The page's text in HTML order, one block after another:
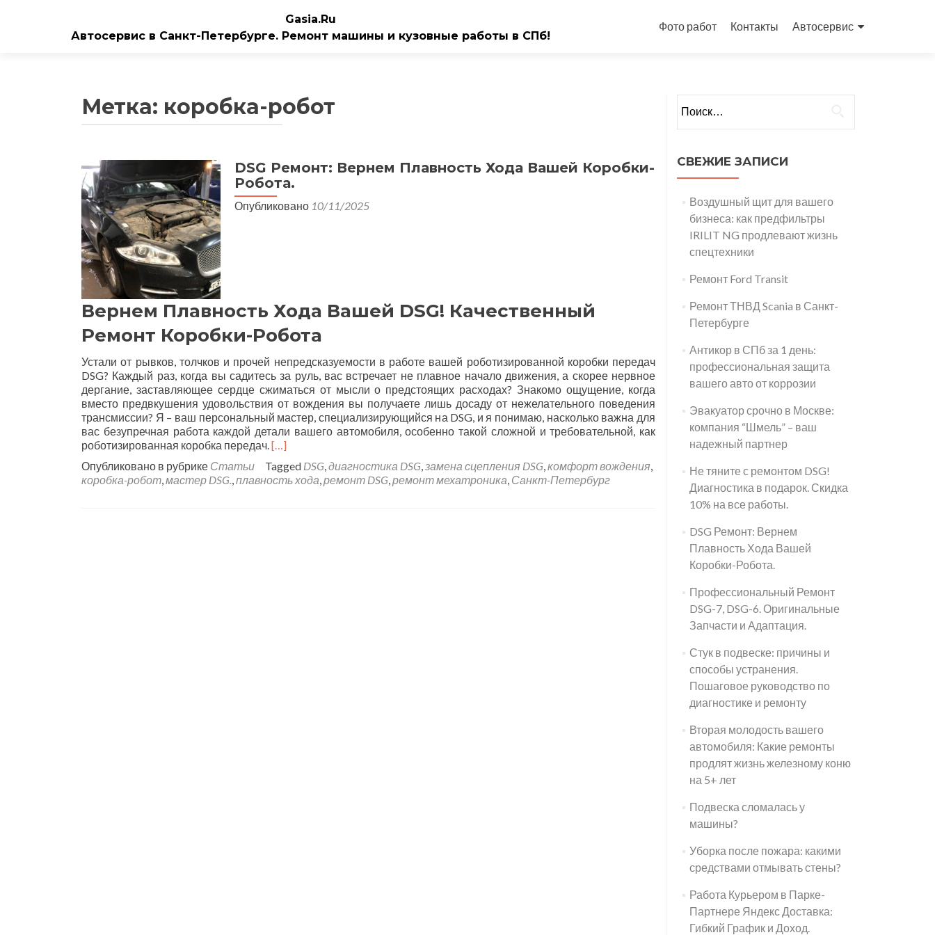
Gasia.Ru
Автосервис в Санкт-Петербурге. Ремонт машины и кузовные работы в СПб!
к
Фото работ Контакты Автосервис
Метка: коробка-робот
DSG Ремонт: Вернем Плавность Хода Вашей Коробки-
Робота.
Опубликовано 10/11/2025
Вернем Плавность Хода Вашей DSG! Качественный
Ремонт Коробки-Робота
Устали от рывков, толчков и прочей непредсказуемости в работе вашей роботизированной коробки передач
DSG? Каждый раз, когда вы садитесь за руль, вас встречает не плавное начало движения, а скорее нервное
дергание, заставляющее сердце сжиматься от мысли о предстоящих расходах? Знакомо ощущение, когда
вместо предвкушения удовольствия от вождения вы получаете лишь досаду от нежелательного поведения
трансмиссии? Я – ваш персональный мастер, специализирующийся на DSG, и я понимаю, насколько важна для
вас безупречная работа каждой детали вашего автомобиля, особенно такой сложной и требовательной, как
роботизированная коробка передач.[…]
Опубликовано в рубрике Статьи Tagged DSG,диагностика DSG,замена сцепления DSG,комфорт вождения,
коробка-робот,мастер DSG.,плавность хода,ремонт DSG,ремонт мехатроника, Санкт-Петербург
СВЕЖИЕ ЗАПИСИ
Воздушный щит для вашего
бизнеса: как предфильтры
IRILIT NG продлевают жизнь
спецтехники
Ремонт Ford Transit
Ремонт ТНВД Scania в Санкт-
Петербурге
Антикор в СПб за 1 день:
профессиональная защита
вашего авто от коррозии
Эвакуатор срочно в Москве:
компания “Шмель” – ваш
надежный партнер
Не тяните с ремонтом DSG!
Диагностика в подарок. Скидка
10% на все работы.
DSG Ремонт: Вернем
Плавность Хода Вашей
Коробки-Робота.
Профессиональный Ремонт
DSG-7, DSG-6. Оригинальные
Запчасти и Адаптация.
Стук в подвеске: причины и
способы устранения.
Пошаговое руководство по
диагностике и ремонту
Вторая молодость вашего
автомобиля: Какие ремонты
продлят жизнь железному коню
на 5+ лет
Подвеска сломалась у
машины?
Уборка после пожара: какими
средствами отмывать стены?
Работа Курьером в Парке-
Партнере Яндекс Доставка:
Гибкий График и Доход.